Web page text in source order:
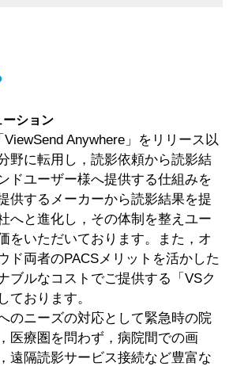
ション
Anywhere」をリリース以
野に転用し，読影依頼から読影結
ドユーザー様へ提供する仕組みを
供するメーカーから読影結果を提
へと進化し，その体制を整えユー
をいただいております。また，オ
ド両者のPACSメリットを活かした
ブルなコストでご提供する「VSク
ております。
のニーズの対応として緊急時の院
医療圏を問わず，病院間での画
遠隔読影サービス接続など豊富な